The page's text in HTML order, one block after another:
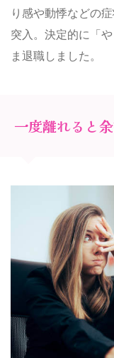
り感や動悸などの
突入。決定的に「
ま退職しました。
一度離れると